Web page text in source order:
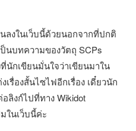
ลงในเว็บนี้ด้วยนอกจากที่ปกติ
นบทความของวัตถุ SCPs
นักเขียนมั่นใจว่าเขียนมาใน
รื่องสั้นไซไฟอีกเรื่อง เดี๋ยวนัก
ลิงก์ไปที่ทาง Wikidot
ในเว็บนี้ค่ะ